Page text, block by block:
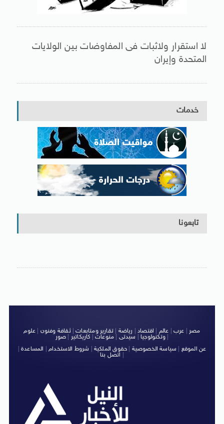
لا استقرار ولاثبات فى المفاوضات بين الولايات
المتحدة وإيران
خدمات
تابعونا
مصر عرب عالم اقتصاد رياضة |تقارير ومتابعات|ثقافة وفنون
علوم
وتكنولوجيا| سيدتى منوعات كاريكاتير صور
|
عن الموقع
سياسة الخصوصية حقوق الملكية شروط الاستخدام| المساعدة|
اتصل بنا